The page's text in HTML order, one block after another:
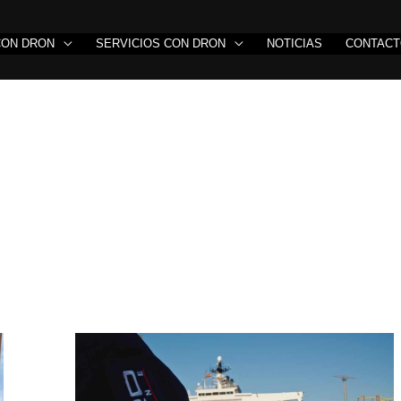
DRON SERVICIOS CON DRON NOTICIAS
Inspección
marítima
con
drones:
Descubre